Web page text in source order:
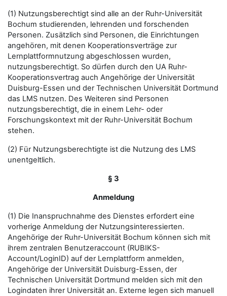
(1) Nutzungsberechtigt sind alle an der Ruhr-Universität
Bochum studierenden, lehrenden und forschenden
Personen. Zusätzlich sind Personen, die Einrichtungen
angehören, mit denen Kooperationsverträge zur
Lernplattformnutzung abgeschlossen wurden,
nutzungsberechtigt. So dürfen durch den UA Ruhr-
Kooperationsvertrag auch Angehörige der Universität
Duisburg-Essen und der Technischen Universität Dortmund
das LMS nutzen. Des Weiteren sind Personen
nutzungsberechtigt, die in einem Lehr- oder
Forschungskontext mit der Ruhr-Universität Bochum
stehen.
(2) Für Nutzungsberechtigte ist die Nutzung des LMS
unentgeltlich.
§ 3
Anmeldung
(1) Die Inanspruchnahme des Dienstes erfordert eine
vorherige Anmeldung der Nutzungsinteressierten.
Angehörige der Ruhr-Universität Bochum können sich mit
ihrem zentralen Benutzeraccount (RUBIKS-
Account/LoginID) auf der Lernplattform anmelden,
Angehörige der Universität Duisburg-Essen, der
Technischen Universität Dortmund melden sich mit den
Logindaten ihrer Universität an. Externe legen sich manuell